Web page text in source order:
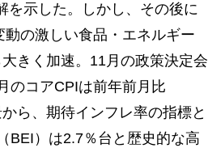
を示した。しかし、その後に
の激しい食品・エネルギー
きく加速。11月の政策決定会
のコアCPIは前年前月比
ら、期待インフレ率の指標と
BEI）は2.7％台と歴史的な高